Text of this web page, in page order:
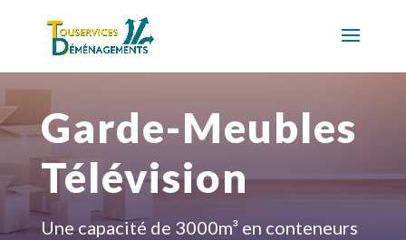
Garde-Meubles
Télévision
Une capacité de 3000m³ en conteneurs